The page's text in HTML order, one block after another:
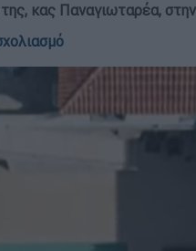
της, κας Παναγιωταρέα,